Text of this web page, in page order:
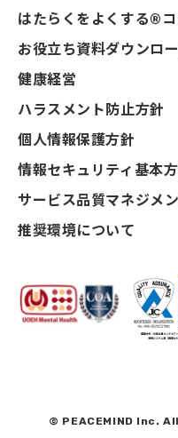
はたらくをよくする®
お役立ち資料ダウンロ
健康経営
ハラスメント防止方針
個人情報保護方針
情報セキュリティ基本
サービス品質マネジメ
推奨環境について
© PEACEMIND Inc.